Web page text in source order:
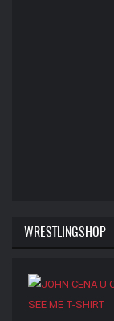
WRESTLINGSHOP